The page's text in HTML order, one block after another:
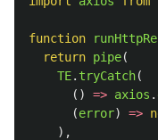
function
return pipe(
TE. tryCatch(
()
=> axios .
(error) =>
),